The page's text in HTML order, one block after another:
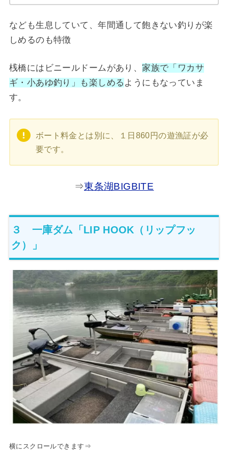
なども生息していて、年間通して飽きない釣りが楽
しめるのも特徴
桟橋にはビニールドームがあり、 家族で「ワカサ
ギ・小あゆ釣り」も楽しめる ようにもなっていま
す。
ボート料金とは別に、１日860円の遊漁証が必
要です。
⇒東条湖BIGBITE
３ 一庫ダム「LIP HOOK（リップフッ
ク）」
横にスクロールできます⇒